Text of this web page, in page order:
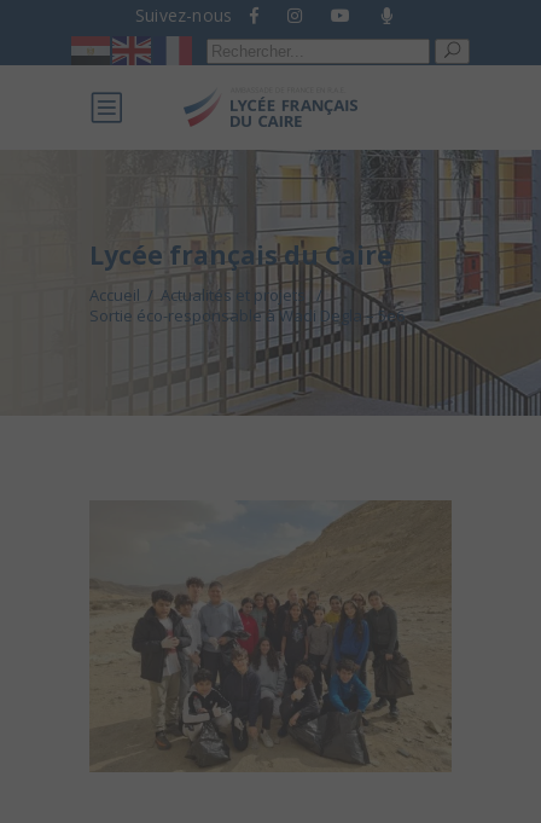
Suivez-nous
Recherche
pour :
Lycée français du Caire
Accueil / Actualités et projets
/
Sortie éco-responsable à Wadi Degla – 5e6